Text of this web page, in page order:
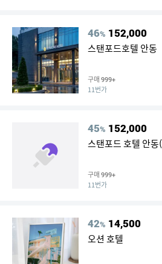
46% 152,000
스탠포드호텔 안동
구매 999+
11번가
45% 152,000
스탠포드 호텔 안
구매 999+
11번가
42% 14,500
오션 호텔